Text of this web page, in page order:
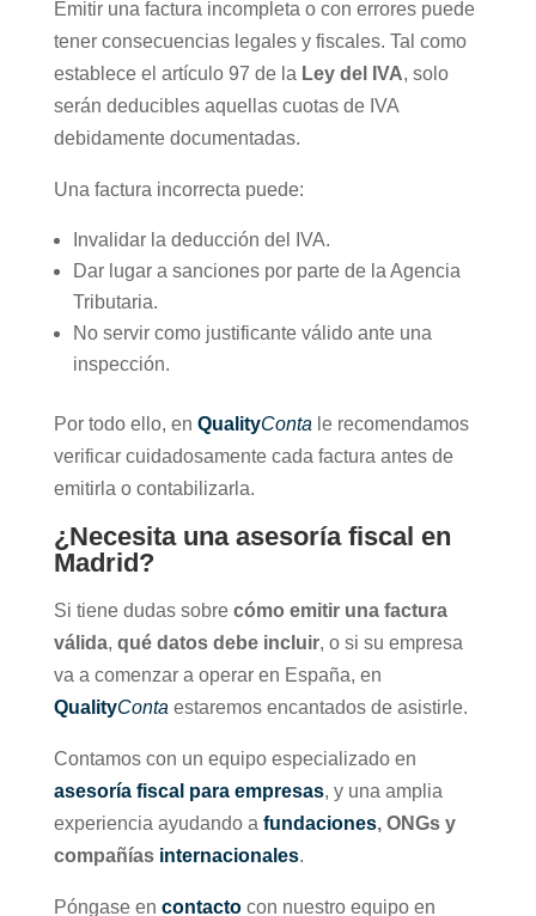
Emitir una factura incompleta o con errores puede
tener consecuencias legales y fiscales. Tal como
establece el artículo 97 de la Ley del IVA, solo
serán deducibles aquellas cuotas de IVA
debidamente documentadas.
Una factura incorrecta puede:
Invalidar la deducción del IVA.
Dar lugar a sanciones por parte de la Agencia
Tributaria.
No servir como justificante válido ante una
inspección.
Por todo ello, en QualityConta le recomendamos
verificar cuidadosamente cada factura antes de
emitirla o contabilizarla.
¿Necesita una asesoría fiscal en
Madrid?
Si tiene dudas sobre cómo emitir una factura
válida, qué datos debe incluir, o si su empresa
va a comenzar a operar en España, en
QualityConta estaremos encantados de asistirle.
Contamos con un equipo especializado en
asesoría fiscal para empresas, y una amplia
experiencia ayudando a fundaciones, ONGs y
compañías internacionales.
Póngase en contacto con nuestro equipo en